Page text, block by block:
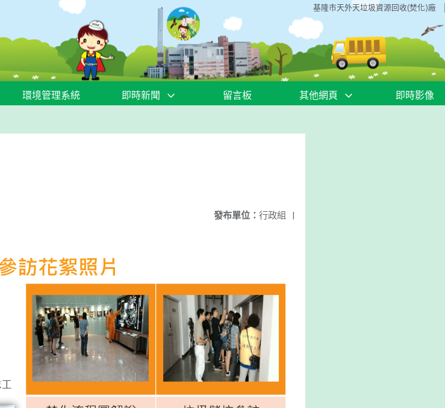
基隆市天外天垃圾資源回收(焚化)廠
環境管理系統 即時新聞 留言板 其他網頁 即時影像
發布單位： 行政組 |